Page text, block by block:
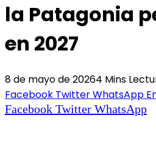
la Patagonia
en 2027
8 de mayo de 20264 Mins
Facebook TwitterWhatsApp
Facebook Twitter WhatsApp